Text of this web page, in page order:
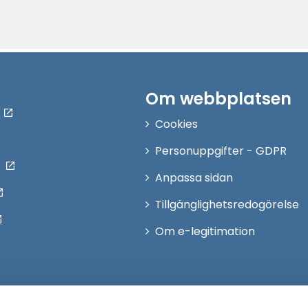
Om webbplatsen
Cookies
Personuppgifter - GDPR
Anpassa sidan
Tillgänglighetsredogörelse
Om e-legitimation